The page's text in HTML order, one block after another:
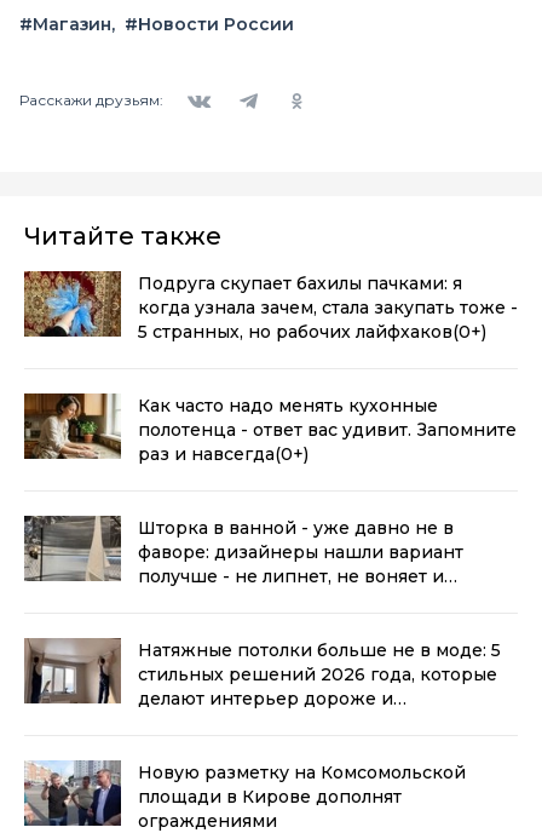
#Магазин #Новости России
Расскажи друзьям:
Читайте также
Подруга скупает бахилы пачками: я
когда узнала зачем, стала закупать тоже -
5 странных, но рабочих лайфхаков(0+)
Как часто надо менять кухонные
полотенца - ответ вас удивит. Запомните
раз и навсегда(0+)
Шторка в ванной - уже давно не в
фаворе: дизайнеры нашли вариант
получше - не липнет, не воняет и
Натяжные потолки больше не в моде: 5
стильных решений 2026 года, которые
делают интерьер дороже и
Новую разметку на Комсомольской
площади в Кирове дополнят
ограждениями